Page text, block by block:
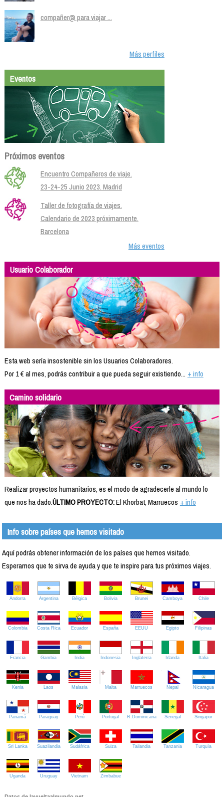
compañer@ para viajar ...
Más perfiles
Eventos
Próximos eventos
Encuentro Compañeros de viaje.
23-24-25 Junio 2023. Madrid
Taller de fotografía de viajes.
Calendario de 2023 próximamente.
Barcelona
Más eventos
Usuario Colaborador
Esta web sería insostenible sin los Usuarios Colaboradores.
Por 1 € al mes, podrás contribuir a que pueda seguir existiendo... + info
Camino solidario
Realizar proyectos humanitarios, es el modo de agradecerle al mundo lo
que nos ha dado.ÚLTIMO PROYECTO:El Khorbat, Marruecos + info
Info sobre países que hemos visitado
Aquí podrás obtener información de los países que hemos visitado.
Esperamos que te sirva de ayuda y que te inspire para tus próximos viajes.
Andorra Argentina Bélgica Bolivia Brunei Camboya Chile
Colombia Costa Rica Ecuador España EEUU Egipto Filipinas
Francia Gambia India Indonesia Inglaterra Irlanda Italia
Kenia Laos Malasia Malta Marruecos Nepal Nicaragua
Panamá Paraguay Perú Portugal R.Dominicana Senegal Singapur
Sri Lanka Suazilandia Sudáfrica Suiza Tailandia Tanzania Turquía
Uganda Uruguay Vietnam Zimbabue